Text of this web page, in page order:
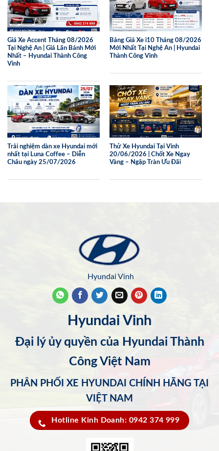
Giá Xe Accent Tháng 08/2026
Tại Nghệ An | Giá Lăn Bánh Mới
Nhất – Hyundai Thành Công
Vinh
Bảng Giá Xe i10 Tháng 08/2026
Mới Nhất Tại Nghệ An | Hyundai
Thành Công Vinh
Trải nghiệm dàn xe Hyundai mới
nhất tại Luna Coffee – Diễn
Châu ngày 25/07/2026
Thử Xe Hyundai Tại Vinh
20/06/2026 | Chốt Xe Ngay
Vàng – Ngập Tràn Ưu Đãi
Hyundai Vinh
Hyundai Vinh
Đại lý ủy quyền của Hyundai Thành
Công Việt Nam
PHÂN PHỐI XE HYUNDAI CHÍNH HÃNG TẠI
VIỆT NAM
Hotline Kinh Doanh: 0942 374 999